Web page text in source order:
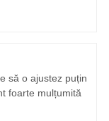
să o ajustez puțin
foarte mulțumită